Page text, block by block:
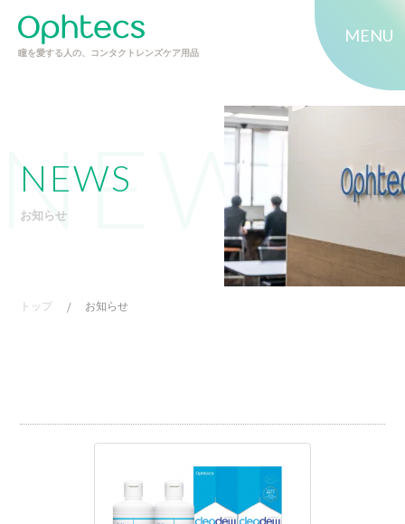
瞳を愛する人の、コンタクトレンズケア用品
MENU
NEWS
お知らせ
トップ / お知らせ